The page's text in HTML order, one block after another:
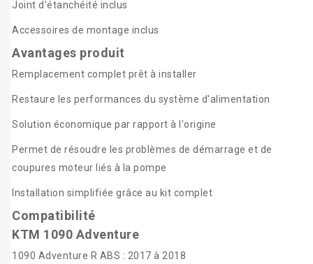
Joint d'étanchéité inclus
Accessoires de montage inclus
Avantages produit
Remplacement complet prêt à installer
Restaure les performances du système d'alimentation
Solution économique par rapport à l'origine
Permet de résoudre les problèmes de démarrage et de
coupures moteur liés à la pompe
Installation simplifiée grâce au kit complet
Compatibilité
KTM 1090 Adventure
1090 Adventure R ABS : 2017 à 2018